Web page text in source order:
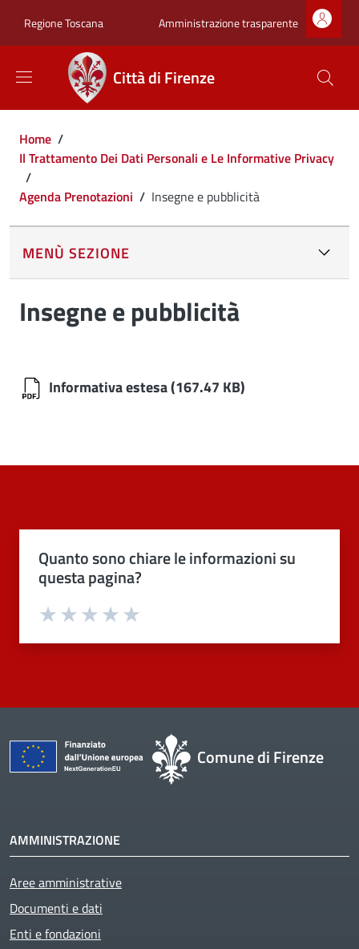
Regione Toscana Zona superiore
Amministrazione trasparente
Città di Firenze
Briciole di pane
Home /
Il Trattamento Dei Dati Personali e Le Informative Privacy
/
Agenda Prenotazioni / Insegne e pubblicità
MENÙ SEZIONE
Insegne e pubblicità
Informativa estesa(167.47 KB)
Quanto sono chiare le informazioni su
questa pagina?
Valuta 4 stelle su 5
Valuta 3 stelle su 5
Valuta 2 stelle su 5
Valuta 1 stelle su 5
Comune di Firenze
AMMINISTRAZIONE
Aree amministrative
Documenti e dati
Enti e fondazioni